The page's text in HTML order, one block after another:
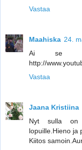
Vastaa
Maahiska 24.
Ai se on
http://
Vastaa
Jaana Kristiina
Nyt sulla on
lopuille.Hieno ja
Kiitos